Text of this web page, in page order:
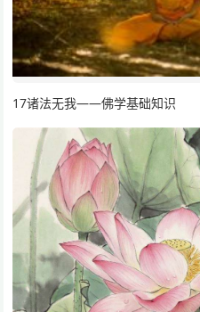
17诸法无我——佛学基础知识